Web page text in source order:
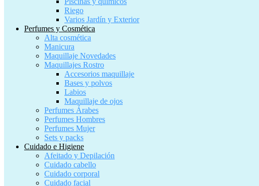
Riego
Varios Jardín y Exterior
Perfumes y Cosmética
Alta cosmética
Manicura
Maquillaje Novedades
Maquillajes Rostro
Accesorios maquillaje
Bases y polvos
Labios
Maquillaje de ojos
Perfumes Árabes
Perfumes Hombres
Perfumes Mujer
Sets y packs
Cuidado e Higiene
Afeitado y Depilación
Cuidado cabello
Cuidado corporal
Cuidado facial